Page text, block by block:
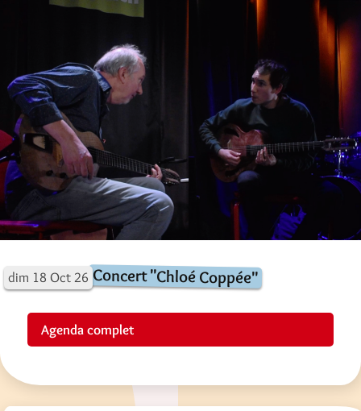
dim 18 Oct 26 Concert "Chloé Coppée"
Agenda complet